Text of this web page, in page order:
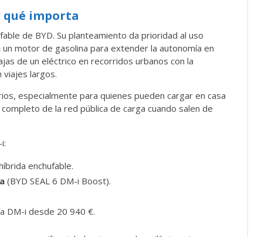
qué importa
de BYD. Su planteamiento da prioridad al uso
motor de gasolina para extender la autonomía en
de un eléctrico en recorridos urbanos con la
viajes largos.
especialmente para quienes pueden cargar en casa
de la red pública de carga cuando salen de
enchufable.
(BYD SEAL 6 DM-i Boost).
DM-i desde 20 940 €.